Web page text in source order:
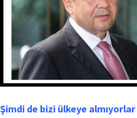
Şimdi de bizi ülkeye